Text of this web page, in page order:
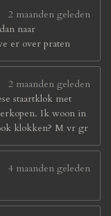
2 maanden geleden
naar
er over praten
2 maanden geleden
staartklok met
Ik woon in
klokken? M vr gr
4 maanden geleden